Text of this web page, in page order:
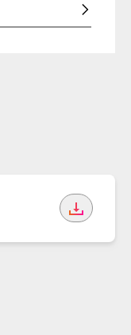
7